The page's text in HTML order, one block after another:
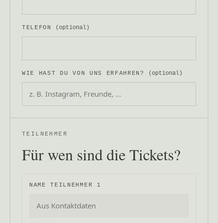
TELEFON (optional)
WIE HAST DU VON UNS ERFAHREN? (optional)
TEILNEHMER
Für wen sind die Tickets?
NAME TEILNEHMER 1